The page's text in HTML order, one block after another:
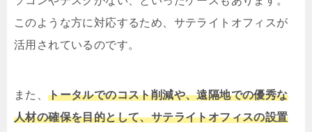
このような方に対応するため、サテライトオフィスが
活用されているのです。
また、トータルでのコスト削減や、遠隔地での優秀な
人材の確保を目的として、サテライトオフィスの設置